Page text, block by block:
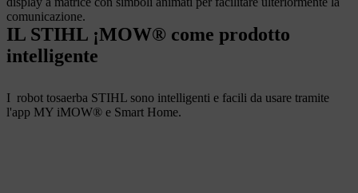
comunicazione.
IL STIHL ¡MOW® come prodotto
intelligente
I robot tosaerba STIHL sono intelligenti e facili da usare tramite
l'app MY iMOW® e Smart Home.